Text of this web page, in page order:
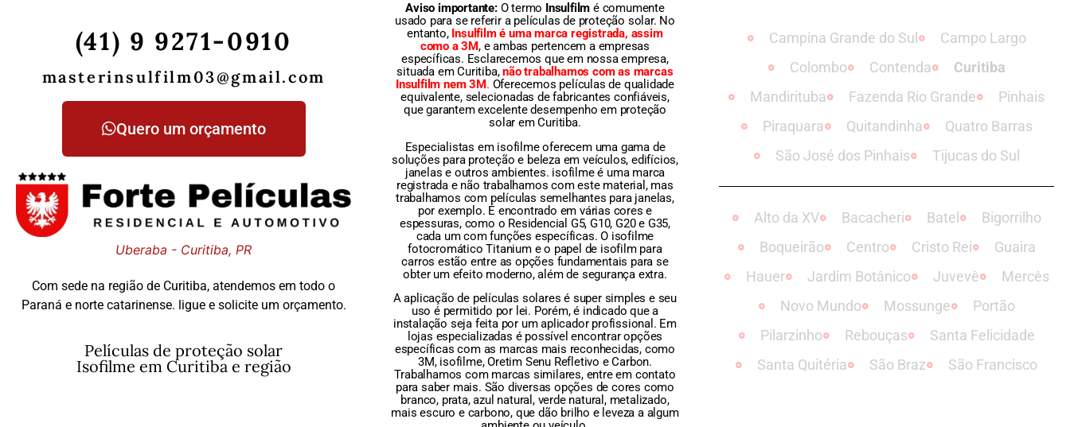
(41) 9 9271-0910
masterinsulfilm03@gmail.com
Quero um orçamento
Uberaba - Curitiba, PR
Com sede na região de Curitiba, atendemos em todo o
Paraná e norte catarinense. ligue e solicite um orçamento.
Películas de proteção solar
Isofilme em Curitiba e região
Aviso importante:O termo Insulfilm é comumente
usado para se referir a películas de proteção solar. No
entanto, Insulfilm é uma marca registrada, assim
como a 3M, e ambas pertencem a empresas
específicas. Esclarecemos que em nossa empresa,
situada em Curitiba,não trabalhamos com as marcas
Insulfilm nem 3M. Oferecemos películas de qualidade
equivalente, selecionadas de fabricantes confiáveis,
que garantem excelente desempenho em proteção
solar em Curitiba.
Especialistas em isofilme oferecem uma gama de
soluções para proteção e beleza em veículos, edifícios,
janelas e outros ambientes. isofilme é uma marca
registrada e não trabalhamos com este material, mas
trabalhamos com películas semelhantes para janelas,
por exemplo. É encontrado em várias cores e
espessuras, como o Residencial G5, G10, G20 e G35,
cada um com funções específicas. O isofilme
fotocromático Titanium e o papel de isofilm para
carros estão entre as opções fundamentais para se
obter um efeito moderno, além de segurança extra.
A aplicação de películas solares é super simples e seu
uso é permitido por lei. Porém, é indicado que a
instalação seja feita por um aplicador profissional. Em
lojas especializadas é possível encontrar opções
específicas com as marcas mais reconhecidas, como
3M, isofilme, Oretim Senu Refletivo e Carbon.
Trabalhamos com marcas similares, entre em contato
para saber mais. São diversas opções de cores como
branco, prata, azul natural, verde natural, metalizado,
mais escuro e carbono, que dão brilho e leveza a algum
Campina Grande do Sul
Campo Largo
Colombo
Contenda
Curitiba
Mandirituba
Fazenda Rio Grande
Pinhais
Piraquara
Quitandinha
Quatro Barras
São José dos Pinhais
Tijucas do Sul
Alto da XV Bacacheri Batel
Bigorrilho
Boqueirão
Centro Cristo Rei
Guaira
Hauer
Jardim Botânico Juvevê
Mercês
Novo Mundo
Mossunge
Portão
Pilarzinho
Rebouças
Santa Felicidade
Santa Quitéria
São Braz São Francisco